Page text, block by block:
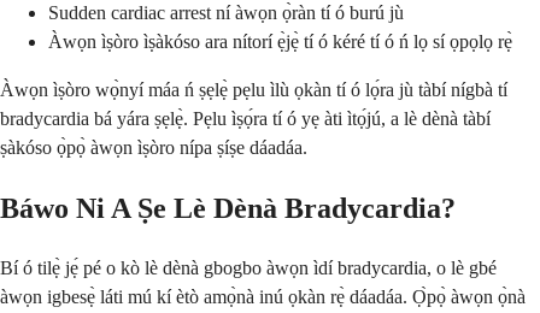
Sudden cardiac arrest ní àwọn ọ̀ràn tí ó burú jù
Àwọn ìṣòro ìṣàkóso ara nítorí ẹ̀jẹ̀ tí ó kéré tí ó ń lọ sí ọpọlọ rẹ̀
Àwọn ìṣòro wọ̀nyí máa ń ṣẹlẹ̀ pẹlu ìlù ọkàn tí ó lọ́ra jù tàbí nígbà tí
bradycardia bá yára ṣẹlẹ̀. Pẹlu ìṣọ́ra tí ó yẹ àti ìtọ́jú, a lè dènà tàbí
ṣàkóso ọ̀pọ̀ àwọn ìṣòro nípa ṣíṣe dáadáa.
Báwo Ni A Ṣe Lè Dènà Bradycardia?
Bí ó tilẹ̀ jẹ́ pé o kò lè dènà gbogbo àwọn ìdí bradycardia, o lè gbé
àwọn igbesẹ̀ láti mú kí ètò amọ̀nà inú ọkàn rẹ̀ dáadáa. Ọ̀pọ̀ àwọn ọ̀nà